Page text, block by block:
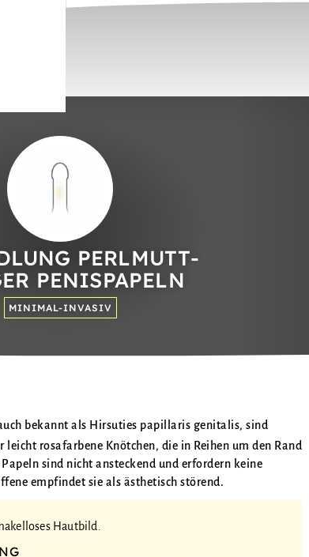
PERL­MUTT­
PENIS­PAPELN
MINIMAL-INVASIV
bekannt als Hirsuties papillaris genitalis, sind
rosafarbene Knötchen, die in Reihen um den Rand
sind nicht ansteckend und erfordern keine
empfindet sie als ästhetisch störend.
Hautbild.